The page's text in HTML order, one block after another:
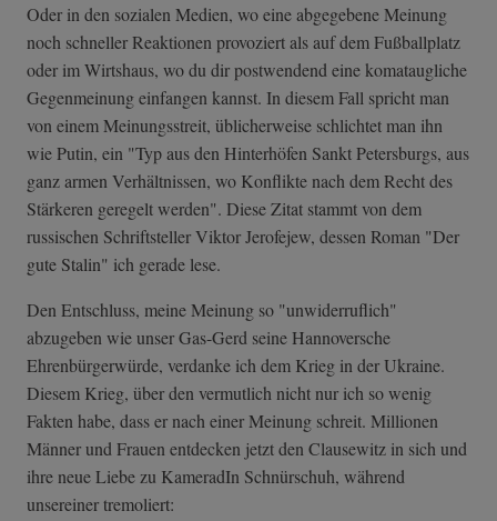
Oder in den sozialen Medien, wo eine abgegebene Meinung
noch schneller Reaktionen provoziert als auf dem Fußballplatz
oder im Wirtshaus, wo du dir postwendend eine komataugliche
Gegenmeinung einfangen kannst. In diesem Fall spricht man
von einem Meinungsstreit, üblicherweise schlichtet man ihn
wie Putin, ein "Typ aus den Hinterhöfen Sankt Petersburgs, aus
ganz armen Verhältnissen, wo Konflikte nach dem Recht des
Stärkeren geregelt werden". Diese Zitat stammt von dem
russischen Schriftsteller Viktor Jerofejew, dessen Roman "Der
gute Stalin" ich gerade lese.
Den Entschluss, meine Meinung so "unwiderruflich"
abzugeben wie unser Gas-Gerd seine Hannoversche
Ehrenbürgerwürde, verdanke ich dem Krieg in der Ukraine.
Diesem Krieg, über den vermutlich nicht nur ich so wenig
Fakten habe, dass er nach einer Meinung schreit. Millionen
Männer und Frauen entdecken jetzt den Clausewitz in sich und
ihre neue Liebe zu KameradIn Schnürschuh, während
unsereiner tremoliert: